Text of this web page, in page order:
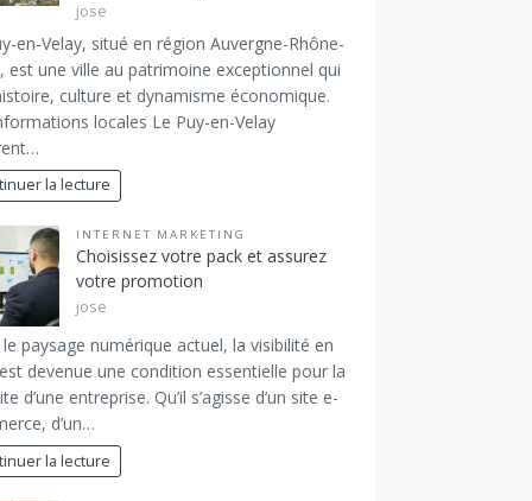
jose
en-Velay, situé en région Auvergne-Rhône-
est une ville au patrimoine exceptionnel qui
culture et dynamisme économique.
locales Le Puy-en-Velay
la lecture
INTERNET MARKETING
Choisissez votre pack et assurez
votre promotion
jose
paysage numérique actuel, la visibilité en
devenue une condition essentielle pour la
d’une entreprise. Qu’il s’agisse d’un site e-
d’un…
la lecture